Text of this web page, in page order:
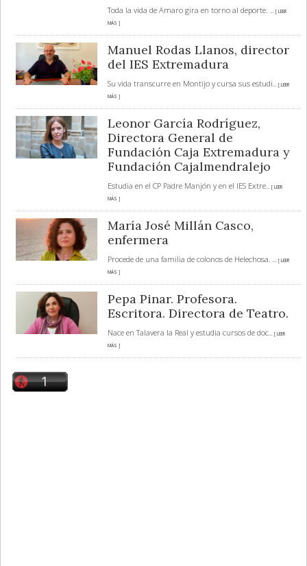
Toda la vida de Amaro gira en torno al deporte. ... [ LEER
MÁS ]
Manuel Rodas Llanos, director
del IES Extremadura
Su vida transcurre en Montijo y cursa sus estudi... [ LEER
MÁS ]
Leonor García Rodríguez,
Directora General de
Fundación Caja Extremadura y
Fundación Cajalmendralejo
Estudia en el CP Padre Manjón y en el IES Extre... [ LEER
MÁS ]
María José Millán Casco,
enfermera
Procede de una familia de colonos de Helechosa. ... [ LEER
MÁS ]
Pepa Pinar. Profesora.
Escritora. Directora de Teatro.
Nace en Talavera la Real y estudia cursos de doc... [ LEER
MÁS ]